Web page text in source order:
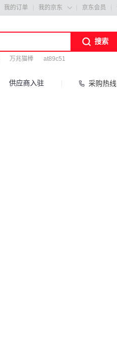
我的订单 我的京东  京东会员
搜索
万兆猫棒 at89c51
供应商入驻 采购热线